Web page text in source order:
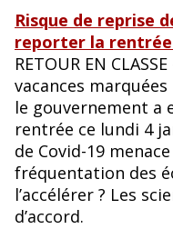
Risque de reprise
reporter la rentrée
RETOUR EN
vacances
le gouvernement a
rentrée ce lundi 4
de Covid-19
fréquentation des
l’accélérer ? Les
d’accord.